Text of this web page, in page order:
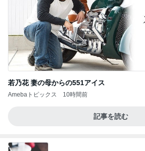
若乃花 妻の母からの551アイス
Amebaトピックス 10時間前
記事を読む